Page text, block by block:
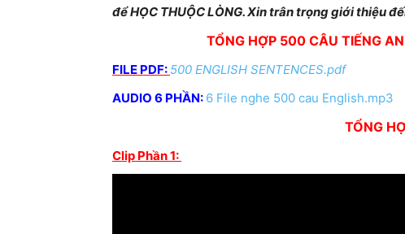
để HỌC THUỘC LÒNG. Xin trân trọng giới thiệu
TỔNG HỢP 500 CÂU TIẾNG
FILE PDF: 500 ENGLISH SENTENCES.pdf
AUDIO 6 PHẦN: 6 File nghe 500 cau English.mp3
TỔNG
Clip Phần 1: